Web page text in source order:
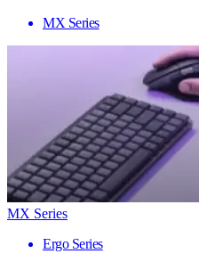
MX Series
MX Series
Ergo Series